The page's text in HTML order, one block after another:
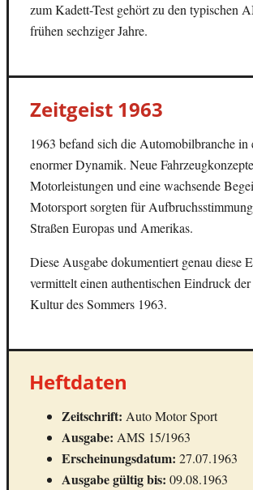
zum Kadett-Test gehört zu den typischen
frühen sechziger Jahre.
Zeitgeist 1963
1963 befand sich die Automobilbranche in
enormer Dynamik. Neue
Motorleistungen und eine wachsende
Motorsport sorgten für
Straßen Europas und Amerikas.
Diese Ausgabe dokumentiert genau diese
vermittelt einen authentischen Eindruck
Kultur des Sommers 1963.
Heftdaten
Zeitschrift: Auto Motor Sport
Ausgabe: AMS 15/1963
Erscheinungsdatum: 27.07.1963
Ausgabe gültig bis: 09.08.1963